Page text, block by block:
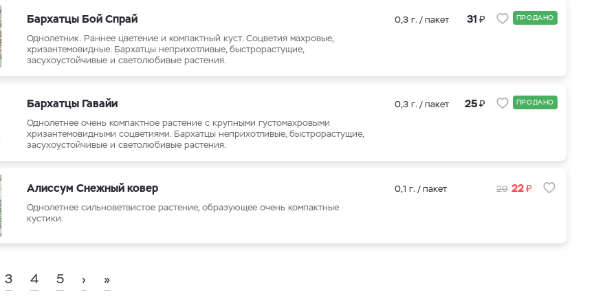
Бархатцы Бой Спрай
Однолетник. Раннее цветение и компактный куст. Соцветия махровые,
хризантемовидные. Бархатцы неприхотливые, быстрорастущие,
засухоустойчивые и светолюбивые растения.
0,3 г. / пакет 31₽ ПРОДАНО
Бархатцы Гавайи
Однолетнее очень компактное растение с крупными густомахровыми
хризантемовидными соцветиями. Бархатцы неприхотливые, быстрорастущие,
засухоустойчивые и светолюбивые растения.
0,3 г. / пакет 25₽ ПРОДАНО
Алиссум Снежный ковер
Однолетнее сильноветвистое растение, образующее очень компактные
кустики.
0,1 г. / пакет 29 22₽
3 4 5 › »